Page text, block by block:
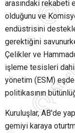
arasındaki rekabeti
olduğunu ve
endüstrisini
gerektiğini
Çelikler ve
işleme tesisleri
yönetim (ESM)
politikasının
Kuruluşlar, AB'de
gemiyi karaya